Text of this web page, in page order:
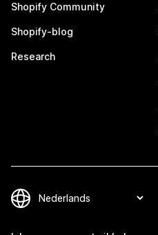
Shopify Community
Shopify-blog
Research